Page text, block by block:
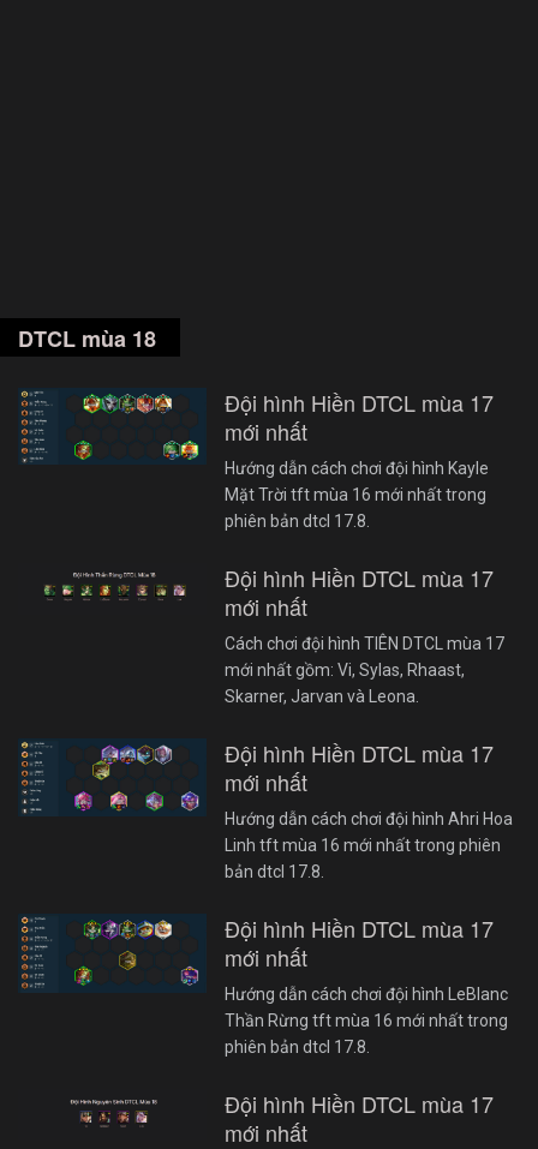
DTCL mùa 18
Đội hình Hiền DTCL mùa 17
mới nhất
Hướng dẫn cách chơi đội hình Kayle
Mặt Trời tft mùa 16 mới nhất trong
phiên bản dtcl 17.8.
Đội hình Hiền DTCL mùa 17
mới nhất
Cách chơi đội hình TIÊN DTCL mùa 17
mới nhất gồm: Vi, Sylas, Rhaast,
Skarner, Jarvan và Leona.
Đội hình Hiền DTCL mùa 17
mới nhất
Hướng dẫn cách chơi đội hình Ahri Hoa
Linh tft mùa 16 mới nhất trong phiên
bản dtcl 17.8.
Đội hình Hiền DTCL mùa 17
mới nhất
Hướng dẫn cách chơi đội hình LeBlanc
Thần Rừng tft mùa 16 mới nhất trong
phiên bản dtcl 17.8.
Đội hình Hiền DTCL mùa 17
mới nhất